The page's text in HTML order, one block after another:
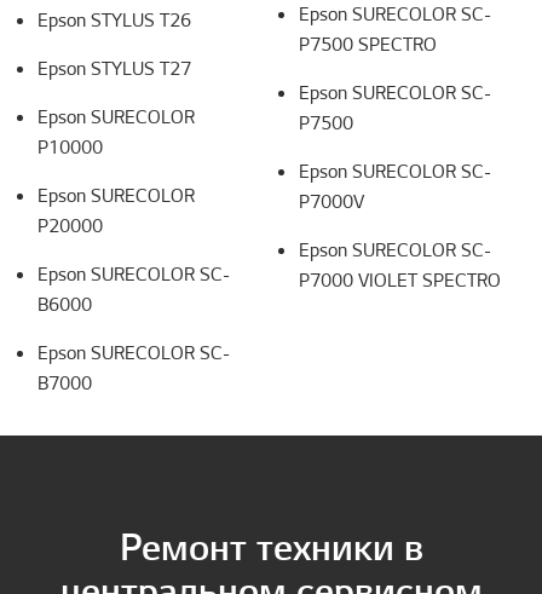
EpsonSTYLUS T26
EpsonSTYLUS T27
EpsonSURECOLOR
P10000
EpsonSURECOLOR
P20000
EpsonSURECOLORSC-
B6000
EpsonSURECOLOR SC-
B7000
EpsonSURECOLOR SC-
P7500 SPECTRO
EpsonSURECOLOR SC-
P7500
EpsonSURECOLORSC-
P7000V
EpsonSURECOLOR SC-
P7000 VIOLET SPECTRO
Ремонт техники в